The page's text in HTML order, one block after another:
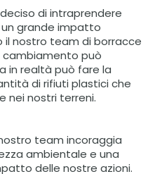
di intraprendere
grande impatto
nostro team di borracce
cambiamento può
in realtà può fare la
di rifiuti plastici che
nei nostri terreni.
team incoraggia
ambientale e una
delle nostre azioni.